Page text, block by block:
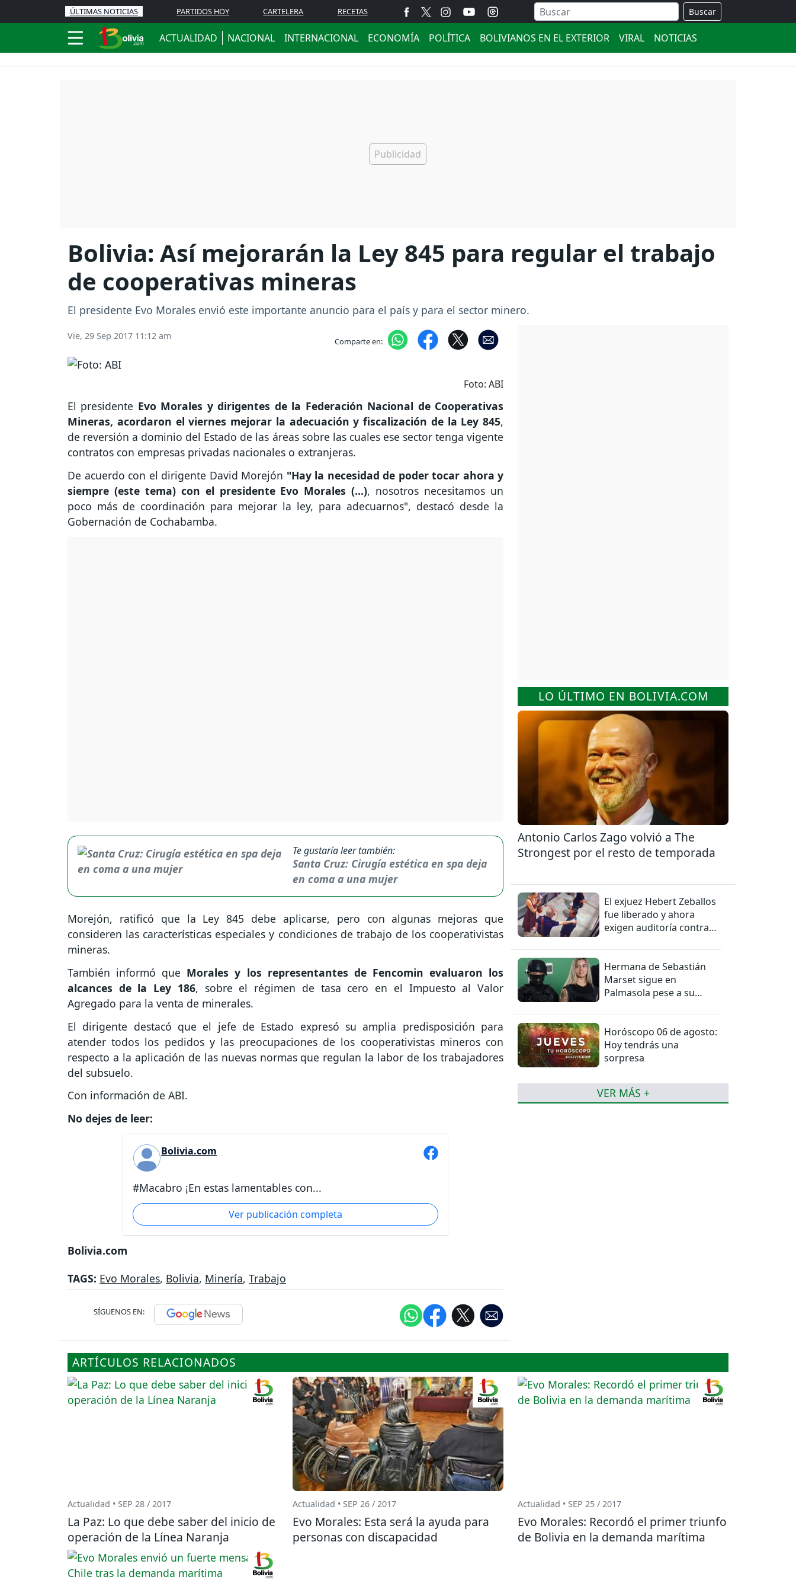
ÚLTIMAS NOTICIAS PARTIDOS HOY CARTELERA RECETAS Buscar
ACTUALIDAD NACIONAL INTERNACIONAL ECONOMÍA POLÍTICA BOLIVIANOS EN EL EXTERIOR VIRAL NOTICIAS
Bolivia: Así mejorarán la Ley 845 para regular el trabajo
de cooperativas mineras
El presidente Evo Morales envió este importante anuncio para el país y para el sector minero.
Vie, 29 Sep 2017 11:12 am Comparte en:
Foto: ABI
El presidente Evo Morales y dirigentes de la Federación Nacional de Cooperativas
Mineras, acordaron el viernes mejorar la adecuación y fiscalización de la Ley 845,
de reversión a dominio del Estado de las áreas sobre las cuales ese sector tenga vigente
contratos con empresas privadas nacionales o extranjeras.
De acuerdo con el dirigente David Morejón "Hay la necesidad de poder tocar ahora y
siempre (este tema) con el presidente Evo Morales (...), nosotros necesitamos un
poco más de coordinación para mejorar la ley, para adecuarnos", destacó desde la
Gobernación de Cochabamba.
Te gustaría leer también:
Santa Cruz: Cirugía estética en spa deja
en coma a una mujer
Morejón, ratificó que la Ley 845 debe aplicarse, pero con algunas mejoras que
consideren las características especiales y condiciones de trabajo de los cooperativistas
mineras.
También informó que Morales y los representantes de Fencomin evaluaron los
alcances de la Ley 186, sobre el régimen de tasa cero en el Impuesto al Valor
Agregado para la venta de minerales.
El dirigente destacó que el jefe de Estado expresó su amplia predisposición para
atender todos los pedidos y las preocupaciones de los cooperativistas mineros con
respecto a la aplicación de las nuevas normas que regulan la labor de los trabajadores
del subsuelo.
Con información de ABI.
No dejes de leer:
Bolivia.com
#Macabro ¡En estas lamentables con...
Ver publicación completa
Bolivia.com
TAGS: Evo Morales, Bolivia, Minería, Trabajo
SÍGUENOS EN:
LO ÚLTIMO EN BOLIVIA.COM
Antonio Carlos Zago volvió a The
Strongest por el resto de temporada
El exjuez Hebert Zeballos
fue liberado y ahora
exigen auditoría contra
Hermana de Sebastián
Marset sigue en
Palmasola pese a su
Horóscopo 06 de agosto:
Hoy tendrás una
sorpresa
VER MÁS +
ARTÍCULOS RELACIONADOS
Actualidad • SEP 28 / 2017
La Paz: Lo que debe saber del inicio de
operación de la Línea Naranja
Actualidad • SEP 26 / 2017
Evo Morales: Esta será la ayuda para
personas con discapacidad
Actualidad • SEP 25 / 2017
Evo Morales: Recordó el primer triunfo
de Bolivia en la demanda marítima